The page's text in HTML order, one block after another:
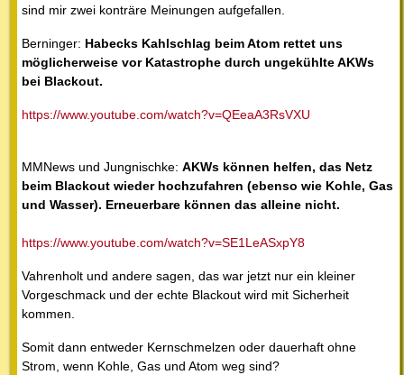
sind mir zwei konträre Meinungen aufgefallen.
Berninger: Habecks Kahlschlag beim Atom rettet uns
möglicherweise vor Katastrophe durch ungekühlte AKWs
bei Blackout.
https://www.youtube.com/watch?v=QEeaA3RsVXU
MMNews und Jungnischke: AKWs können helfen, das Netz
beim Blackout wieder hochzufahren (ebenso wie Kohle, Gas
und Wasser). Erneuerbare können das alleine nicht.
https://www.youtube.com/watch?v=SE1LeASxpY8
Vahrenholt und andere sagen, das war jetzt nur ein kleiner
Vorgeschmack und der echte Blackout wird mit Sicherheit
kommen.
Somit dann entweder Kernschmelzen oder dauerhaft ohne
Strom, wenn Kohle, Gas und Atom weg sind?